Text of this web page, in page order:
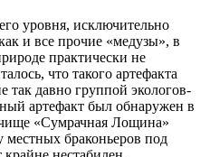
уровня, исключительно
и все прочие «медузы», в
практически не
что такого артефакта
так давно группой экологов-
артефакт был обнаружен в
«Сумрачная Лощина»
местных браконьеров под